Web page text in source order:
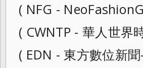
( NFG -
( CWNTP - 華人世界
( EDN - 東方數位新